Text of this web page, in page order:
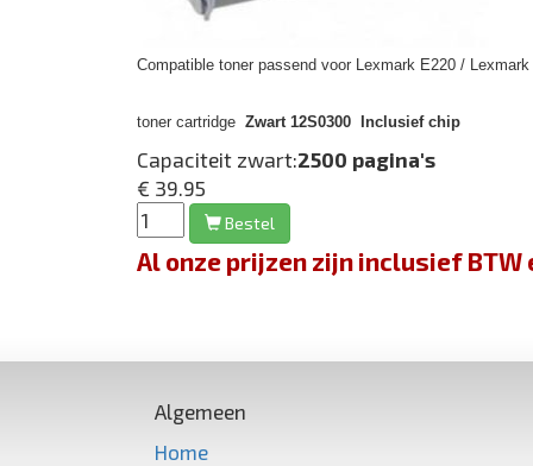
Compatible toner passend voor Lexmark E220 /
toner cartridge Zwart 12S0300 Inclusief chip
Capaciteit zwart:2500 pagina's
€ 39.95
Bestel
Al onze prijzen zijn inclusief
Algemeen
Home